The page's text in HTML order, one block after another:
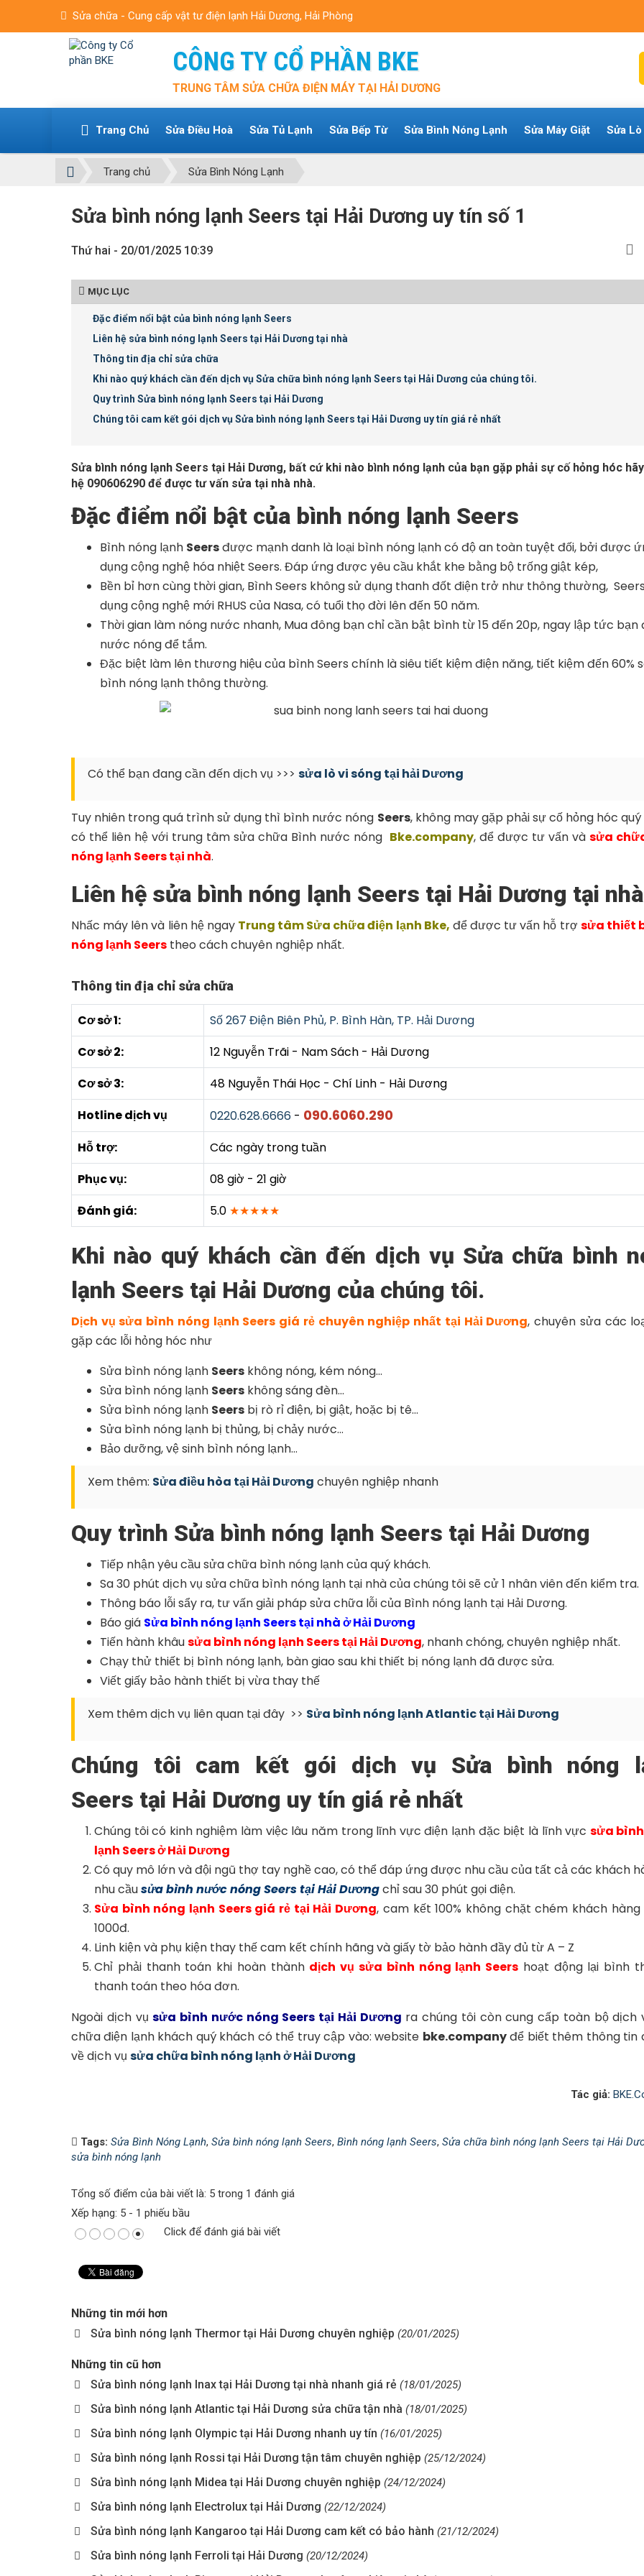
Sửa chữa - Cung cấp vật tư điện lạnh Hải Dương, Hải Phòng
CÔNG TY CỔ PHẦN BKE
TRUNG TÂM SỬA CHỮA ĐIỆN MÁY TẠI HẢI DƯƠNG
Trang Chủ Sửa Điều Hoà Sửa Tủ Lạnh Sửa Bếp Từ Sửa Bình Nóng Lạnh Sửa Máy Giặt Sửa
Trang chủ Sửa Bình Nóng Lạnh
Sửa bình nóng lạnh Seers tại Hải Dương uy tín số 1
Thứ hai - 20/01/2025 10:39
MỤC LỤC
Đặc điểm nổi bật của bình nóng lạnh Seers
Liên hệ sửa bình nóng lạnh Seers tại Hải Dương tại nhà
Thông tin địa chỉ sửa chữa
Khi nào quý khách cần đến dịch vụ Sửa chữa bình nóng lạnh Seers tại Hải Dương của chúng tôi.
Quy trình Sửa bình nóng lạnh Seers tại Hải Dương
Chúng tôi cam kết gói dịch vụ Sửa bình nóng lạnh Seers tại Hải Dương uy tín giá rẻ nhất
Sửa bình nóng lạnh Seers tại Hải Dương, bất cứ khi nào bình nóng lạnh của bạn gặp phải sự cố hỏng hóc
hệ 090606290 để được tư vấn sửa tại nhà nhà.
Đặc điểm nổi bật của bình nóng lạnh Seers
Bình nóng lạnh Seersđược mạnh danh là loại bình nóng lạnh có độ an toàn tuyệt đối, bởi được
dụng cộng nghệ hóa nhiệt Seers. Đáp ứng được yêu cầu khắt khe bằng bộ trống giật kép,
Bền bỉ hơn cùng thời gian, Bình Seers không sử dụng thanh đốt điện trở như thông thường,
dụng cộng nghệ mới RHUS của Nasa, có tuổi thọ đời lên đến 50 năm.
Thời gian làm nóng nước nhanh, Mua đông bạn chỉ cần bật bình từ 15 đến 20p, ngay lập tức bạn
nước nóng để tắm.
Đặc biệt làm lên thương hiệu của bình Seers chính là siêu tiết kiệm điện năng, tiết kiệm đến 60%
bình nóng lạnh thông thường.
Có thể bạn đang cần đến dịch vụ >>> sửa lò vi sóng tại hải Dương
Tuy nhiên trong quá trình sử dụng thì bình nước nóng Seers, không may gặp phải sự cố hỏng hóc
có thể liên hệ với trung tâm sửa chữa Bình nước nóng Bke.company, để được tư vấn và sửa
nóng lạnh Seers tại nhà.
Liên hệ sửa bình nóng lạnh Seers tại Hải Dương tại nhà
Nhấc máy lên và liên hệ ngay Trung tâm Sửa chữa điện lạnh Bke, để được tư vấn hỗ trợ sửa thiết
nóng lạnh Seers theo cách chuyên nghiệp nhất.
Thông tin địa chỉ sửa chữa
Cơ sở 1:
Số 267 Điện Biên Phủ, P. Bình Hàn, TP. Hải Dương
Cơ sở 2:
12 Nguyễn Trãi - Nam Sách - Hải Dương
Cơ sở 3:
48 Nguyễn Thái Học - Chí Linh - Hải Dương
Hotline dịch vụ
0220.628.6666 - 090.6060.290
Hỗ trợ:
Các ngày trong tuần
Phục vụ:
08 giờ - 21 giờ
Đánh giá:
5.0 ★★★★★
Khi nào quý khách cần đến dịch vụ Sửa chữa bình
lạnh Seers tại Hải Dương của chúng tôi.
Dịch vụ sửa bình nóng lạnh Seers giá rẻ chuyên nghiệp nhất tại Hải Dương, chuyên sửa các
gặp các lỗi hỏng hóc như
Sửa bình nóng lạnh Seers không nóng, kém nóng…
Sửa bình nóng lạnh Seers không sáng đèn…
Sửa bình nóng lạnh Seers bị rò rỉ điện, bị giật, hoặc bị tê…
Sửa bình nóng lạnh bị thủng, bị chảy nước…
Bảo dưỡng, vệ sinh bình nóng lạnh…
Xem thêm: Sửa điều hòa tại Hải Dương chuyên nghiệp nhanh
Quy trình Sửa bình nóng lạnh Seers tại Hải Dương
Tiếp nhận yêu cầu sửa chữa bình nóng lạnh của quý khách.
Sa 30 phút dịch vụ sửa chữa bình nóng lạnh tại nhà của chúng tôi sẽ cử 1 nhân viên đến kiểm tra.
Thông báo lỗi sẩy ra, tư vấn giải pháp sửa chữa lỗi của Bình nóng lạnh tại Hải Dương.
Báo giá Sửa bình nóng lạnh Seers tại nhà ở Hải Dương
Tiến hành khâusửa bình nóng lạnh Seers tại Hải Dương, nhanh chóng, chuyên nghiệp nhất.
Chạy thử thiết bị bình nóng lạnh, bàn giao sau khi thiết bị nóng lạnh đã được sửa.
Viết giấy bảo hành thiết bị vừa thay thế
Xem thêm dịch vụ liên quan tại đây >> Sửa bình nóng lạnh Atlantic tại Hải Dương
Chúng tôi cam kết gói dịch vụ Sửa bình nóng
Seers tại Hải Dương uy tín giá rẻ nhất
Chúng tôi có kinh nghiệm làm việc lâu năm trong lĩnh vực điện lạnh đặc biệt là lĩnh vực sửa
lạnh Seers ở Hải Dương
Có quy mô lớn và đội ngũ thợ tay nghề cao, có thể đáp ứng được nhu cầu của tất cả các khách
nhu cầusửa bình nước nóng Seerstại Hải Dươngchỉ sau 30 phút gọi điện.
Sửa bình nóng lạnh Seers giá rẻ tại Hải Dương, cam kết 100% không chặt chém khách
1000đ.
Linh kiện và phụ kiện thay thế cam kết chính hãng và giấy tờ bảo hành đầy đủ từ A – Z
Chỉ phải thanh toán khi hoàn thành dịch vụ sửa bình nóng lạnh Seers hoạt động lại bình
thanh toán theo hóa đơn.
Ngoài dịch vụsửa bình nước nóng Seers tại Hải Dương ra chúng tôi còn cung cấp toàn bộ dịch
chữa điện lạnh khách quý khách có thể truy cập vào: website bke.companyđể biết thêm thông tin
về dịch vụ sửa chữa bình nóng lạnh ở Hải Dương
Tác giả:
Tags: Sửa Bình Nóng Lạnh, Sửa bình nóng lạnh Seers, Bình nóng lạnh Seers, Sửa chữa bình nóng lạnh Seers tại Hải
sửa bình nóng lạnh
Tổng số điểm của bài viết là: 5 trong 1 đánh giá
Xếp hạng: 5 - 1 phiếu bầu
Click để đánh giá bài viết
Những tin mới hơn
Sửa bình nóng lạnh Thermor tại Hải Dương chuyên nghiệp (20/01/2025)
Những tin cũ hơn
Sửa bình nóng lạnh Inax tại Hải Dương tại nhà nhanh giá rẻ (18/01/2025)
Sửa bình nóng lạnh Atlantic tại Hải Dương sửa chữa tận nhà (18/01/2025)
Sửa bình nóng lạnh Olympic tại Hải Dương nhanh uy tín (16/01/2025)
Sửa bình nóng lạnh Rossi tại Hải Dương tận tâm chuyên nghiệp (25/12/2024)
Sửa bình nóng lạnh Midea tại Hải Dương chuyên nghiệp (24/12/2024)
Sửa bình nóng lạnh Electrolux tại Hải Dương (22/12/2024)
Sửa bình nóng lạnh Kangaroo tại Hải Dương cam kết có bảo hành (21/12/2024)
Sửa bình nóng lạnh Ferroli tại Hải Dương (20/12/2024)